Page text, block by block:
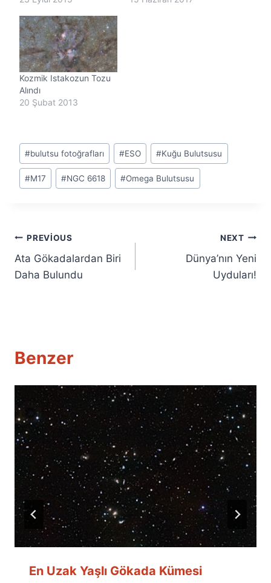
Kozmik Istakozun Tozu
Alındı
20 Şubat 2013
Post
Tags:
#bulutsu fotoğrafları #ESO #Kuğu Bulutsusu
#M17 #NGC 6618 #Omega Bulutsusu
Yazı
gezinmesi
PREVIOUS
Ata Gökadalardan Biri
Daha Bulundu
NEXT
Dünya’nın Yeni
Uyduları!
Benzer
En Uzak Yaşlı Gökada Kümesi